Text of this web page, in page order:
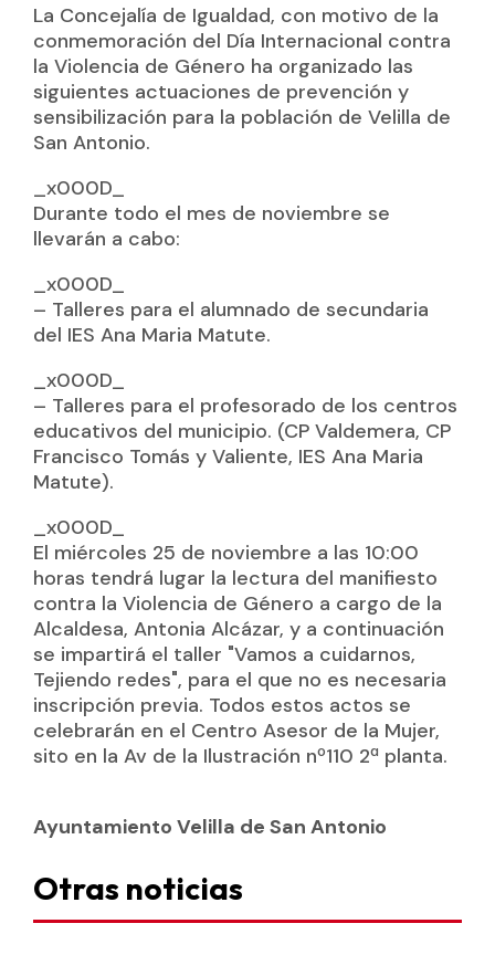
La Concejalía de Igualdad, con motivo de la
conmemoración del Día Internacional contra
la Violencia de Género ha organizado las
siguientes actuaciones de prevención y
sensibilización para la población de Velilla de
San Antonio.
_x000D_
Durante todo el mes de noviembre se
llevarán a cabo:
_x000D_
– Talleres para el alumnado de secundaria
del IES Ana Maria Matute.
_x000D_
– Talleres para el profesorado de los centros
educativos del municipio. (CP Valdemera, CP
Francisco Tomás y Valiente, IES Ana Maria
Matute).
_x000D_
El miércoles 25 de noviembre a las 10:00
horas tendrá lugar la lectura del manifiesto
contra la Violencia de Género a cargo de la
Alcaldesa, Antonia Alcázar, y a continuación
se impartirá el taller "Vamos a cuidarnos,
Tejiendo redes", para el que no es necesaria
inscripción previa. Todos estos actos se
celebrarán en el Centro Asesor de la Mujer,
sito en la Av de la Ilustración nº110 2ª planta.
Ayuntamiento Velilla de San Antonio
Otras noticias